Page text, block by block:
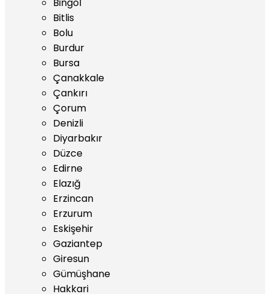
Bitlis
Bolu
Burdur
Bursa
Çanakkale
Çankırı
Çorum
Denizli
Diyarbakır
Düzce
Edirne
Elazığ
Erzincan
Erzurum
Eskişehir
Gaziantep
Giresun
Gümüşhane
Hakkari